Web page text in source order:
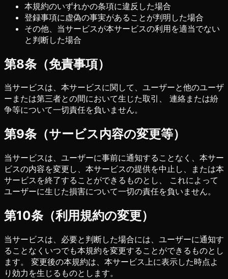
本規約のいずれかの条項に違反した場合
登録事項に虚偽の事実があることが判明した場合
その他、当サービスが本サービスの利用を適当でない
と判断した場合
第8条（免責事項）
当サービスは、本サービスに関して、ユーザーと他のユーザ
ーまたは第三者との間において生じた取引、 連絡または紛
争等について一切責任を負いません。
第9条（サービス内容の変更等）
当サービスは、ユーザーに事前に通知することなく、本サー
ビスの内容を変更し、本サービスの提供を中止し、または本
サービスを終了することができるものとし、 これによって
ユーザーに生じた損害について一切の責任を負いません。
第10条（利用規約の変更）
当サービスは、必要と判断した場合には、ユーザーに通知す
ることなくいつでも本規約を変更することができるものとし
ます。 変更後の本規約は、本サービス上に表示した時点よ
り効力を生じるものとします。